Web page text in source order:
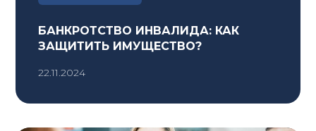
БАНКРОТСТВО ИНВАЛИДА: КАК
ЗАЩИТИТЬ ИМУЩЕСТВО?
22.11.2024